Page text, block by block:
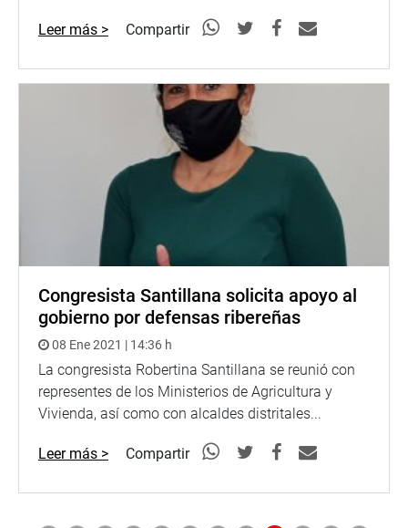
Leer más > Compartir
Congresista Santillana solicita apoyo al
gobierno por defensas ribereñas
08 Ene 2021 | 14:36 h
La congresista Robertina Santillana se reunió con
representes de los Ministerios de Agricultura y
Vivienda, así como con alcaldes distritales...
Leer más > Compartir